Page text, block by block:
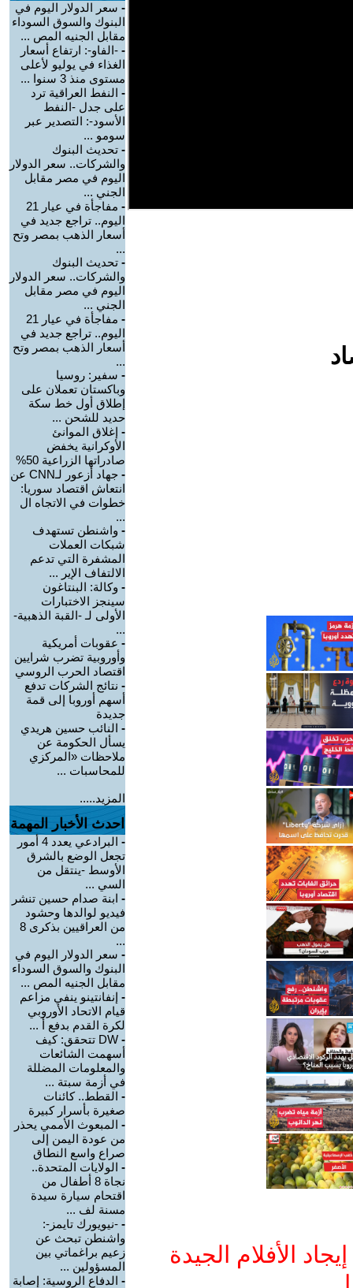
الأفلام الجيدة
- سعر الدولار اليوم في
البنوك والسوق السوداء
مقابل الجنيه المص ...
- -الفاو-: ارتفاع أسعار
الغذاء في يوليو لأعلى
مستوى منذ 3 سنوا ...
- النفط العراقية ترد
على جدل -النفط
الأسود-: التصدير عبر
سومو ...
- تحديث البنوك
والشركات.. سعر الدولار
اليوم في مصر مقابل
الجني ...
-
مفاجأة في عيار 21
اليوم.. تراجع جديد في
أسعار الذهب بمصر وتح
...
- تحديث البنوك
والشركات.. سعر الدولار
اليوم في مصر مقابل
الجني ...
-
مفاجأة في عيار 21
اليوم.. تراجع جديد في
أسعار الذهب بمصر وتح
...
- سفير: روسيا
وباكستان تعملان على
إطلاق أول خط سكة
حديد للشحن ...
- إغلاق الموانئ
الأوكرانية يخفض
صادراتها الزراعية 50%
-
جهاد أزعور لـCNN عن
انتعاش اقتصاد سوريا:
خطوات في الاتجاه ال
...
- واشنطن تستهدف
شبكات العملات
المشفرة التي تدعم
الالتفاف الإير ...
- وكالة: البنتاغون
سينجز الاختبارات
الأولى لـ -القبة الذهبية-
...
- عقوبات أمريكية
وأوروبية تضرب شرايين
اقتصاد الحرب الروسي
- نتائج الشركات تدفع
أسهم أوروبا إلى قمة
جديدة
- النائب حسين هريدي
يسأل الحكومة عن
ملاحظات «المركزي
للمحاسبات ...
المزيد.....
احدث الأخبار المهمة
-
البرادعي يعدد 4 أمور
تجعل الوضع بالشرق
الأوسط -ينتقل من
السي ...
- ابنة صدام حسين تنشر
فيديو لوالدها وحشود
من العراقيين بذكرى 8
...
- سعر الدولار اليوم في
البنوك والسوق السوداء
مقابل الجنيه المص ...
- إنفانتينو ينفي مزاعم
قيام الاتحاد الأوروبي
لكرة القدم بدفع أ ...
-
DW تتحقق: كيف
أسهمت الشائعات
والمعلومات المضللة
في أزمة سبتة ...
- القطط.. كائنات
صغيرة بأسرار كبيرة
- المبعوث الأممي يحذر
من عودة اليمن إلى
صراع واسع النطاق
- الولايات المتحدة..
نجاة 8 أطفال من
اقتحام سيارة سيدة
مسنة لف ...
- -نيويورك تايمز-:
واشنطن تبحث عن
زعيم براغماتي بين
المسؤولين ...
- الدفاع الروسية: إصابة